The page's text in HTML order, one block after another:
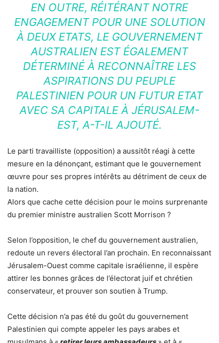
EN OUTRE, RÉITÉRANT NOTRE
ENGAGEMENT POUR UNE SOLUTION
À DEUX ETATS, LE GOUVERNEMENT
AUSTRALIEN EST ÉGALEMENT
DÉTERMINÉ À RECONNAÎTRE LES
ASPIRATIONS DU PEUPLE
PALESTINIEN POUR UN FUTUR ETAT
AVEC SA CAPITALE À JÉRUSALEM-
EST, A-T-IL AJOUTÉ.
Le parti travailliste (opposition) a aussitôt réagi à cette
mesure en la dénonçant, estimant que le gouvernement
œuvre pour ses propres intérêts au détriment de ceux de
la nation.
Alors que cache cette décision pour le moins surprenante
du premier ministre australien Scott Morrison ?
Selon l’opposition, le chef du gouvernement australien,
redoute un revers électoral l’an prochain. En reconnaissant
Jérusalem-Ouest comme capitale israélienne, il espère
attirer les bonnes grâces de l’électorat juif et chrétien
conservateur, et prouver son soutien à Trump.
Cette décision n’a pas été du goût du gouvernement
Palestinien qui compte appeler les pays arabes et